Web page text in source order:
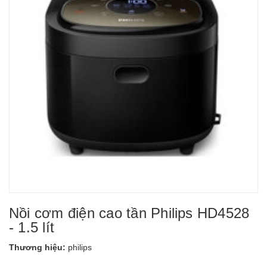
Nồi cơm điện cao tần Philips HD4528
- 1.5 lít
Thương hiệu: philips